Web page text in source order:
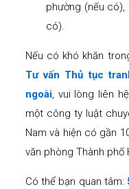
phường (nếu
có).
Nếu có khó khăn
Tư vấn Thủ tục
ngoài, vui lòng liên
một công ty luật
Nam và hiện có gần
văn phòng Thành phố
Có thể bạn quan tâm: